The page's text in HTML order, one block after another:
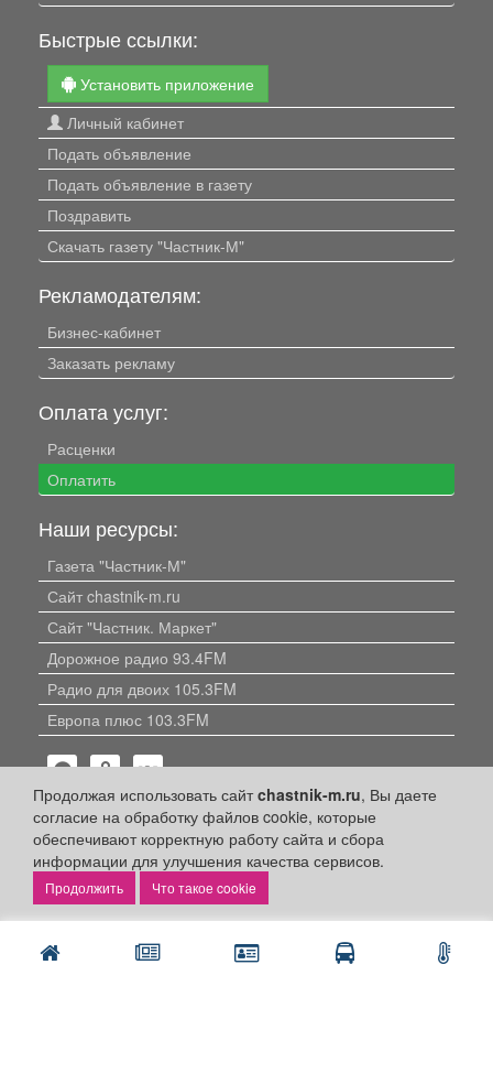
Продолжая использовать сайтchastnik-m.ru, Вы даете
согласие на обработку файлов cookie, которые
обеспечивают корректную работу сайта и сбора
информации для улучшения качества сервисов.
Что такое cookie
Быстрые ссылки:
Установить приложение
Личный кабинет
Подать объявление
Подать объявление в газету
Поздравить
Скачать газету "Частник-М"
Рекламодателям:
Бизнес-кабинет
Заказать рекламу
Оплата услуг:
Расценки
Оплатить
Наши ресурсы:
Газета "Частник-М"
Сайт chastnik-m.ru
Сайт "Частник. Маркет"
Дорожное радио 93.4FM
Радио для двоих 105.3FM
Европа плюс 103.3FM
Политика конфиденциальности
Публикации с пометкой «Реклама», «На правах рекламы»,
«Партнёрский проект» оплачены рекламодателем.
Редакция сайта не несет ответственности за достоверность
информации, содержащейся в рекламных материалах и